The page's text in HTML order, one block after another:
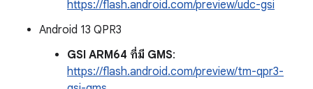
https://flash.android.com/preview/udc-gsi
Android 13 QPR3
GSI ARM64 ที่มี GMS:
https://flash.android.com/preview/tm-qpr3-